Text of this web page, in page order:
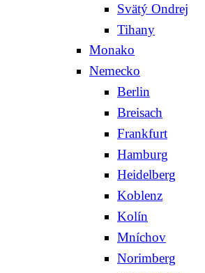
Svätý Ondrej
Tihany
Monako
Nemecko
Berlin
Breisach
Frankfurt
Hamburg
Heidelberg
Koblenz
Kolín
Mníchov
Norimberg